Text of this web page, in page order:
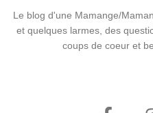
Le blog d'une Mamange/
et quelques larmes, des
coups de coeur et